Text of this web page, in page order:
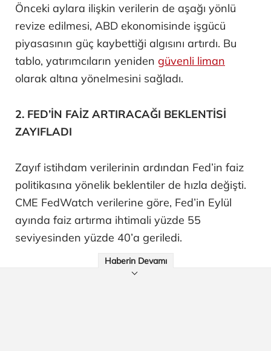
Önceki aylara ilişkin verilerin de aşağı yönlü
revize edilmesi, ABD ekonomisinde işgücü
piyasasının güç kaybettiği algısını artırdı. Bu
tablo, yatırımcıların yeniden güvenli liman
olarak altına yönelmesini sağladı.
2. FED’İN FAİZ ARTIRACAĞI BEKLENTİSİ
ZAYIFLADI
Zayıf istihdam verilerinin ardından Fed’in faiz
politikasına yönelik beklentiler de hızla değişti.
CME FedWatch verilerine göre, Fed’in Eylül
ayında faiz artırma ihtimali yüzde 55
seviyesinden yüzde 40’a geriledi.
Haberin Devamı